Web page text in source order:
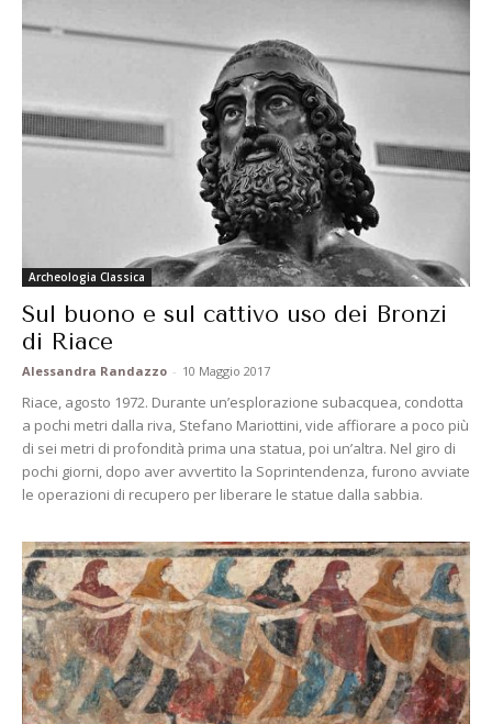
Archeologia Classica
Sul buono e sul cattivo uso dei Bronzi
di Riace
Alessandra Randazzo - 10 Maggio 2017
Riace, agosto 1972. Durante un’esplorazione subacquea, condotta
a pochi metri dalla riva, Stefano Mariottini, vide affiorare a poco più
di sei metri di profondità prima una statua, poi un’altra. Nel giro di
pochi giorni, dopo aver avvertito la Soprintendenza, furono avviate
le operazioni di recupero per liberare le statue dalla sabbia.